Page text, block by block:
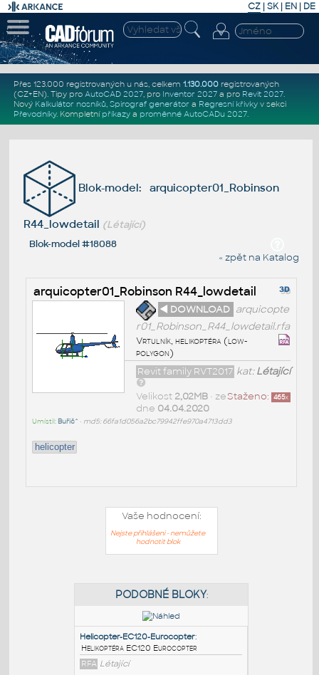
CZ | SK| EN | DE
Přes 123.000 registrovaných u nás, celkem 1.130.000registrovaných
(CZ+EN). Tipy pro AutoCAD 2027, pro Inventor 2027a pro Revit 2027.
Nový Kalkulátor nosníků, Spirograf generátor a Regresní křivkyv sekci
Převodníky. Kompletní příkazya proměnné AutoCADu 2027.
Blok-model: arquicopter01_Robinson
R44_lowdetail (Létající)
Blok-model #18088
« zpět na Katalog
arquicopter01_Robinson R44_lowdetail
◄ DOWNLOAD arquicopte
r01_Robinson_R44_lowdetail.rfa
Vrtulník, helikoptéra (low-
polygon)
kat:Létající
Revit family RVT2017
Staženo: 465x
Velikost 2,02MB• ze
dne 04.04.2020
Umístil: Buřič^ • md5: 66fa1d056a2bc79942ffe970a4713dd3
helicopter
Vaše hodnocení:
Nejste přihlášeni - nemůžete
hodnotit blok